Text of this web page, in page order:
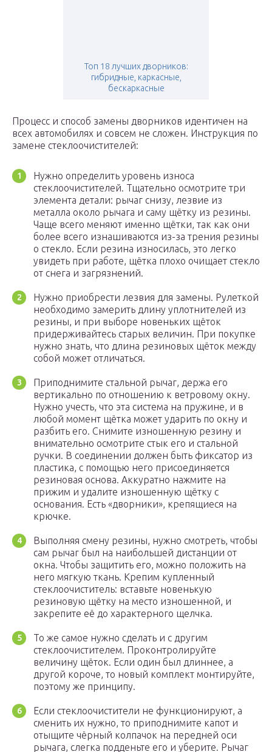
Топ 18 лучших дворников:
гибридные, каркасные,
бескаркасные
Процесс и способ замены дворников идентичен на
всех автомобилях и совсем не сложен. Инструкция по
замене стеклоочистителей:
Нужно определить уровень износа
стеклоочистителей. Тщательно осмотрите три
элемента детали: рычаг снизу, лезвие из
металла около рычага и саму щётку из резины.
Чаще всего меняют именно щётки, так как они
более всего изнашиваются из-за трения резины
о стекло. Если резина износилась, это легко
увидеть при работе, щётка плохо очищает стекло
от снега и загрязнений.
Нужно приобрести лезвия для замены. Рулеткой
необходимо замерить длину уплотнителей из
резины, и при выборе новеньких щёток
придерживайтесь старых величин. При покупке
нужно знать, что длина резиновых щёток между
собой может отличаться.
Приподнимите стальной рычаг, держа его
вертикально по отношению к ветровому окну.
Нужно учесть, что эта система на пружине, и в
любой момент щётка может ударить по окну и
разбить его. Снимите изношенную резину и
внимательно осмотрите стык его и стальной
ручки. В соединении должен быть фиксатор из
пластика, с помощью него присоединяется
резиновая основа. Аккуратно нажмите на
прижим и удалите изношенную щётку с
основания. Есть «дворники», крепящиеся на
крючке.
Выполняя смену резины, нужно смотреть, чтобы
сам рычаг был на наибольшей дистанции от
окна. Чтобы защитить его, можно положить на
него мягкую ткань. Крепим купленный
стеклоочиститель: вставьте новенькую
резиновую щётку на место изношенной, и
закрепите её до характерного щелчка.
То же самое нужно сделать и с другим
стеклоочистителем. Проконтролируйте
величину щёток. Если один был длиннее, а
другой короче, то новый комплект монтируйте,
поэтому же принципу.
Если стеклоочистители не функционируют, а
сменить их нужно, то приподнимите капот и
отыщите чёрный колпачок на передней оси
рычага, слегка подденьте его и уберите. Рычаг